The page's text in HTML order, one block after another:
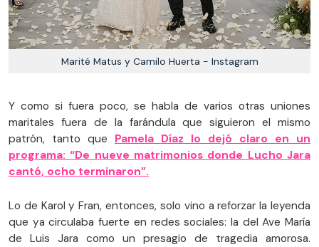
Marité Matus y Camilo Huerta - Instagram
Y como si fuera poco, se habla de varios otras uniones
maritales fuera de la farándula que siguieron el mismo
patrón, tanto que Pamela Díaz lo dejó claro en un
programa:“De nueve matrimonios donde Lucho Jara
cantó, ocho terminaron”.
Lo de Karol y Fran, entonces, solo vino a reforzar la leyenda
que ya circulaba fuerte en redes sociales: la del Ave María
de Luis Jara como un presagio de tragedia amorosa.